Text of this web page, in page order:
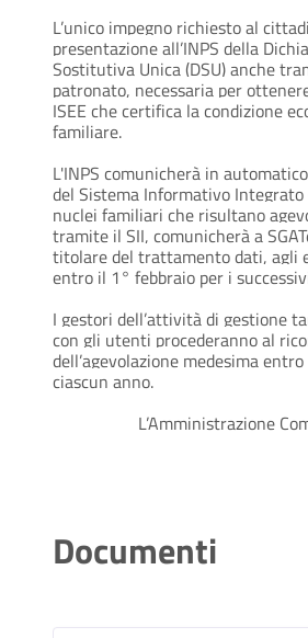
L’unico impegno richiesto al
presentazione all’INPS della
Sostitutiva Unica (DSU) anche
patronato, necessaria per
ISEE che certifica la condizione
familiare.
L'INPS comunicherà in
del Sistema Informativo Integrato
nuclei familiari che risultano
tramite il SII, comunicherà a
titolare del trattamento dati, agli
entro il 1° febbraio per i
I gestori dell’attività di gestione
con gli utenti procederanno al
dell’agevolazione medesima
ciascun anno.
L’Amministrazione
Documenti